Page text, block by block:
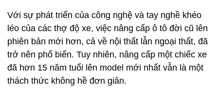
Với sự phát triển của công nghệ và tay nghề khéo
léo của các thợ độ xe, việc nâng cấp ô tô đời cũ lên
phiên bản mới hơn, cả về nội thất lẫn ngoại thất, đã
trở nên phổ biến. Tuy nhiên, nâng cấp một chiếc xe
đã hơn 15 năm tuổi lên model mới nhất vẫn là một
thách thức không hề đơn giản.